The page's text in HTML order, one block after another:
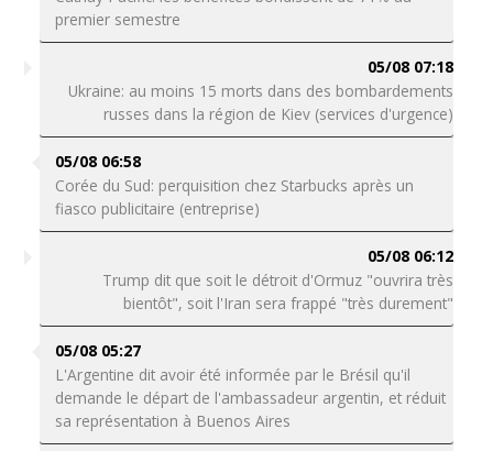
premier semestre
05/08 07:18
Ukraine: au moins 15 morts dans des bombardements
russes dans la région de Kiev (services d'urgence)
05/08 06:58
Corée du Sud: perquisition chez Starbucks après un
fiasco publicitaire (entreprise)
05/08 06:12
Trump dit que soit le détroit d'Ormuz "ouvrira très
bientôt", soit l'Iran sera frappé "très durement"
05/08 05:27
L'Argentine dit avoir été informée par le Brésil qu'il
demande le départ de l'ambassadeur argentin, et réduit
sa représentation à Buenos Aires